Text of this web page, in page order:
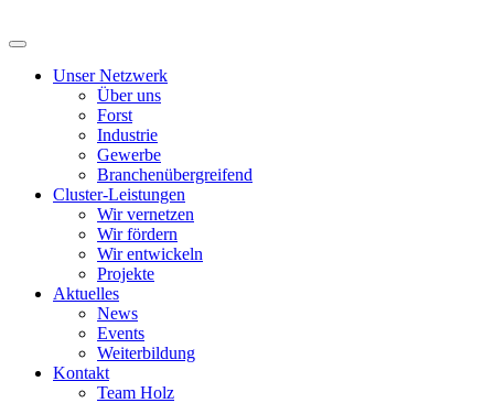
Unser Netzwerk
Über uns
Forst
Industrie
Gewerbe
Branchenübergreifend
Cluster-Leistungen
Wir vernetzen
Wir fördern
Wir entwickeln
Projekte
Aktuelles
News
Events
Weiterbildung
Kontakt
Team Holz